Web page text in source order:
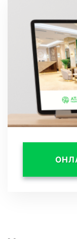
что придает
стильной
атмосферу
позволяют
на
Участок, на